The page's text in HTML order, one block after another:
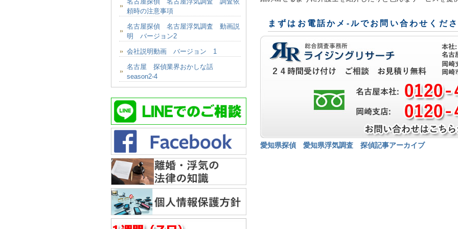
まずはお電話かメ-ルでお問い合わせくだ
愛知県探偵 愛知県浮気調査 探偵記事アーカイブ
頼時の注意事項
名古屋探偵 名古屋浮気調査 動画説
明 バージョン2
会社説明動画 バージョン 1
名古屋 探偵業界おかしな話
season2-4